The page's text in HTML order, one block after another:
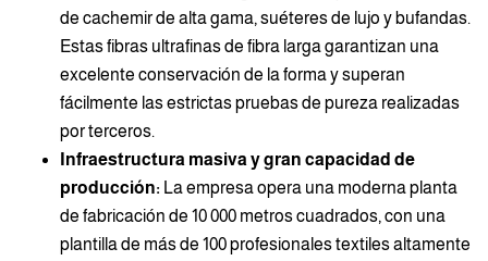
de cachemir de alta gama, suéteres de lujo y bufandas.
Estas fibras ultrafinas de fibra larga garantizan una
excelente conservación de la forma y superan
fácilmente las estrictas pruebas de pureza realizadas
por terceros.
Infraestructura masiva y gran capacidad de
producción: La empresa opera una moderna planta
de fabricación de 10 000 metros cuadrados, con una
plantilla de más de 100 profesionales textiles altamente